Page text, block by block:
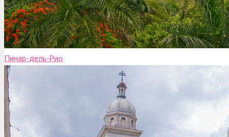
Пинар-дель-Рио